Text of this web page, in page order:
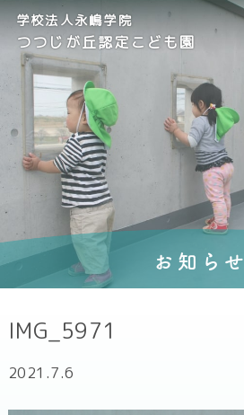
学校法人永嶋学院
つつじが丘認定こども園
お知らせ
IMG_5971
2021.7.6